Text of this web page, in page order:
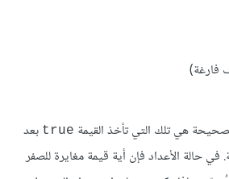
فارغة)
هي تلك التي تأخذ القيمة true بعد
في حالة الأعداد فإن أية قيمة مغايرة للصفر